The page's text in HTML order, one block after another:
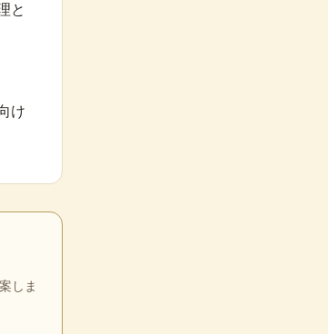
と
け
しま